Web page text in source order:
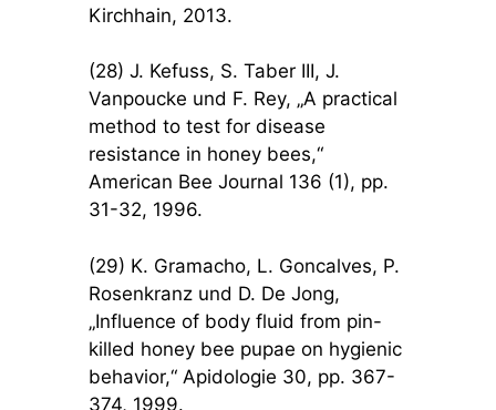
Kirchhain, 2013.
(28) J. Kefuss, S. Taber III, J.
Vanpoucke und F. Rey, „A practical
method to test for disease
resistance in honey bees,“
American Bee Journal 136 (1), pp.
31-32, 1996.
(29) K. Gramacho, L. Goncalves, P.
Rosenkranz und D. De Jong,
„Influence of body fluid from pin-
killed honey bee pupae on hygienic
behavior,“ Apidologie 30, pp. 367-
374, 1999.